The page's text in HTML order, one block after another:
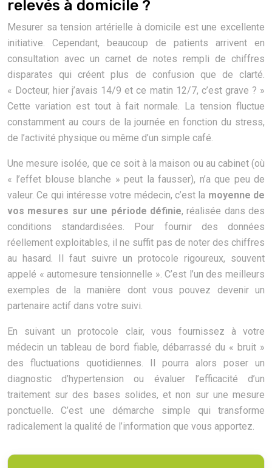
relevés à domicile ?
Mesurer sa tension artérielle à domicile est une excellente
initiative. Cependant, beaucoup de patients arrivent en
consultation avec un carnet de notes rempli de chiffres
disparates qui créent plus de confusion que de clarté.
« Docteur, hier j’avais 14/9 et ce matin 12/7, c’est grave ? »
Cette variation est tout à fait normale. La tension fluctue
constamment au cours de la journée en fonction du stress,
de l’activité physique ou même d’un simple café.
Une mesure isolée, que ce soit à la maison ou au cabinet (où
« l’effet blouse blanche » peut la fausser), n’a que peu de
valeur. Ce qui intéresse votre médecin, c’est la moyenne de
vos mesures sur une période définie, réalisée dans des
conditions standardisées. Pour fournir des données
réellement exploitables, il ne suffit pas de noter des chiffres
au hasard. Il faut suivre un protocole rigoureux, souvent
appelé « automesure tensionnelle ». C’est l’un des meilleurs
exemples de la manière dont vous pouvez devenir un
partenaire actif dans votre suivi.
En suivant un protocole clair, vous fournissez à votre
médecin un tableau de bord fiable, débarrassé du « bruit »
des fluctuations quotidiennes. Il pourra alors poser un
diagnostic d’hypertension ou évaluer l’efficacité d’un
traitement sur des bases solides, et non sur une mesure
ponctuelle. C’est une démarche simple qui transforme
radicalement la qualité de l’information que vous apportez.